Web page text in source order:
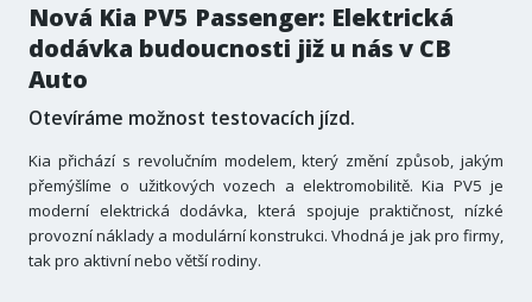
Nová Kia PV5 Passenger: Elektrická
dodávka budoucnosti již u nás v CB
Auto
Otevíráme možnost testovacích jízd.
Kia přichází s revolučním modelem, který změní způsob, jakým
přemýšlíme o užitkových vozech a elektromobilitě. Kia PV5 je
moderní elektrická dodávka, která spojuje praktičnost, nízké
provozní náklady a modulární konstrukci. Vhodná je jak pro firmy,
tak pro aktivní nebo větší rodiny.